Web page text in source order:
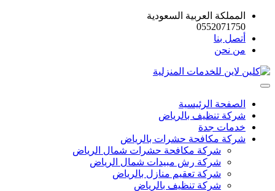
المملكة العربية السعودية
0552071750
أتصل بنا
من نحن
الصفحة الرئيسية
شركة تنظيف بالرياض
خدمات جدة
شركة مكافحة حشرات بالرياض
شركة مكافحة حشرات شمال الرياض
شركة رش مبيدات شمال الرياض
شركة تعقيم منازل بالرياض
شركة تنظيف بالرياض